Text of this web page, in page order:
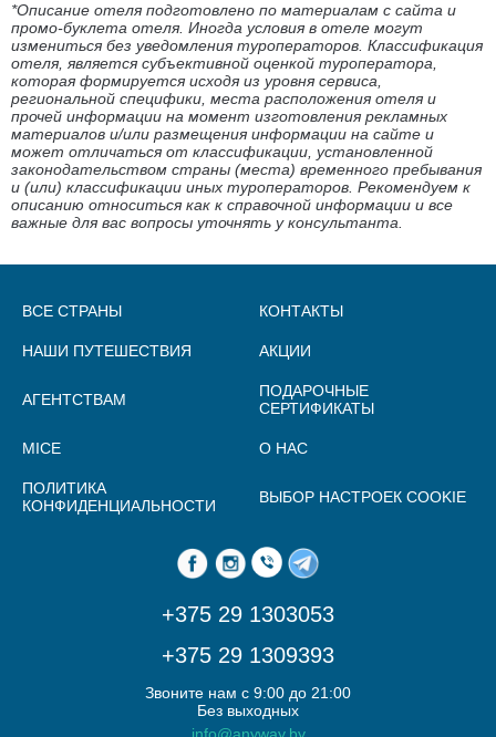
*Описание отеля подготовлено по материалам с сайта и
промо-буклета отеля. Иногда условия в отеле могут
измениться без уведомления туроператоров. Классификация
отеля, является субъективной оценкой туроператора,
которая формируется исходя из уровня сервиса,
региональной специфики, места расположения отеля и
прочей информации на момент изготовления рекламных
материалов и/или размещения информации на сайте и
может отличаться от классификации, установленной
законодательством страны (места) временного пребывания
и (или) классификации иных туроператоров. Рекомендуем к
описанию относиться как к справочной информации и все
важные для вас вопросы уточнять у консультанта.
ВСЕ СТРАНЫ КОНТАКТЫ
НАШИ ПУТЕШЕСТВИЯ АКЦИИ
АГЕНТСТВАМ
ПОДАРОЧНЫЕ
СЕРТИФИКАТЫ
MICE О НАС
ПОЛИТИКА
КОНФИДЕНЦИАЛЬНОСТИ
ВЫБОР НАСТРОЕК COOKIE
+375 29 1303053
+375 29 1309393
Звоните нам с 9:00 до 21:00
Без выходных